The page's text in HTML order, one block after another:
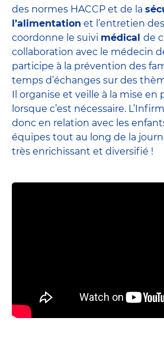
des normes HACCP et de la
l’alimentation et l’entretien
coordonne le suivi médical de
collaboration avec le médecin
participe à la prévention des
temps d’échanges sur des
Il organise et veille à la mise en
lorsque c’est nécessaire.
donc en relation avec les
équipes tout au long de la
très enrichissant et diversifié !